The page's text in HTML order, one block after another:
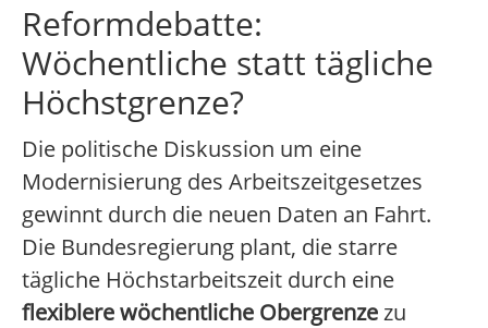
Reformdebatte:
Wöchentliche statt tägliche
Höchstgrenze?
Die politische Diskussion um eine
Modernisierung des Arbeitszeitgesetzes
gewinnt durch die neuen Daten an Fahrt.
Die Bundesregierung plant, die starre
tägliche Höchstarbeitszeit durch eine
flexiblere wöchentliche Obergrenzezu